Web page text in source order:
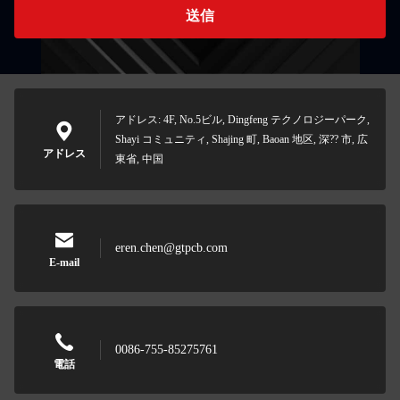
送信
アドレス
アドレス: 4F, No.5ビル, Dingfeng テクノロジーパーク,
Shayi コミュニティ, Shajing 町, Baoan 地区, 深?? 市, 広
東省, 中国
E-mail
eren.chen@gtpcb.com
電話
0086-755-85275761